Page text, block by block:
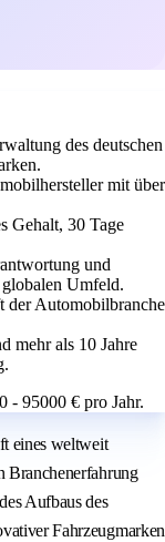
des deutschen
mit über
Gehalt, 30 Tage
und
Umfeld.
der Automobilbranche
mehr als 10 Jahre
- 95000 € pro Jahr.
eines weltweit
Branchenerfahrung
Aufbaus des
Fahrzeugmarken